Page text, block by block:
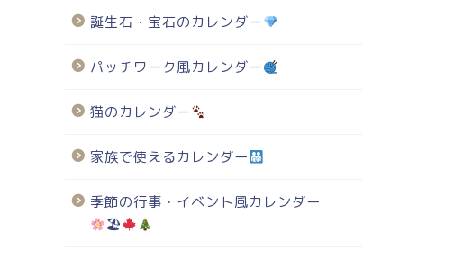
誕生石・宝石のカレンダー
パッチワーク風カレンダー
猫のカレンダー
家族で使えるカレンダー
季節の行事・イベント風カレンダー
🏖